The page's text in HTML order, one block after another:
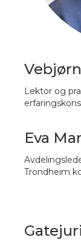
Lektor og
Eva
Trondheim